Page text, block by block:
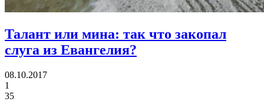
Талант или мина: так что закопал
слуга из Евангелия?
08.10.2017
1
35